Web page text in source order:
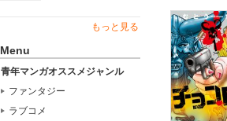
もっと見る
Menu
青年マンガオススメジャンル
ファンタジー
ラブコメ